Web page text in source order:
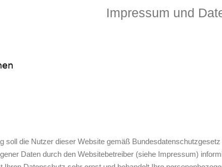
Impressum und
soll die Nutzer dieser Website gemäß
Daten durch den Websitebetreiber (siehe Impressum)